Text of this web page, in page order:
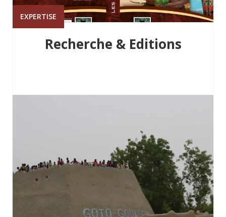
EXPERTISE
Recherche & Editions